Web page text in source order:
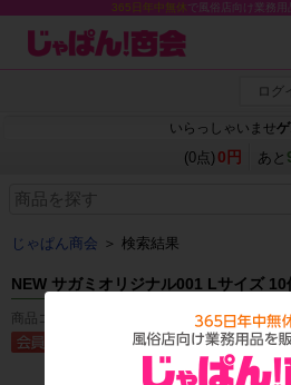
365日年中無休で風俗店向け業務用
ログ
いらっしゃいませ
(0点) 0円 あと
じゃぱん商会 ＞ 検索結果
NEW サガミオリジナル001 Lサイズ 10
商品コード：C_0074